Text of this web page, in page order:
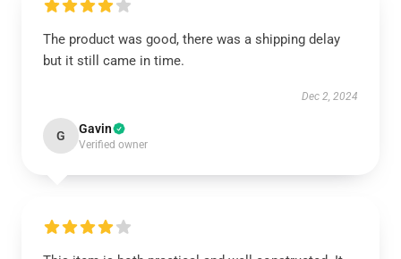
The product was good, there was a shipping delay
but it still came in time.
Dec 2, 2024
G Gavin
Verified owner